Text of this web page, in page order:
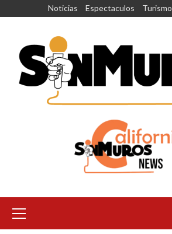
Noticias Espectaculos Turismo
principal